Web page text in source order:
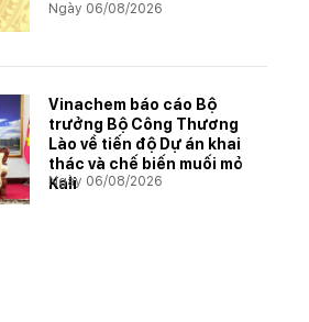
Ngày 06/08/2026
Vinachem báo cáo Bộ
trưởng Bộ Công Thương
Lào về tiến độ Dự án khai
thác và chế biến muối mỏ
Kali
Ngày 06/08/2026